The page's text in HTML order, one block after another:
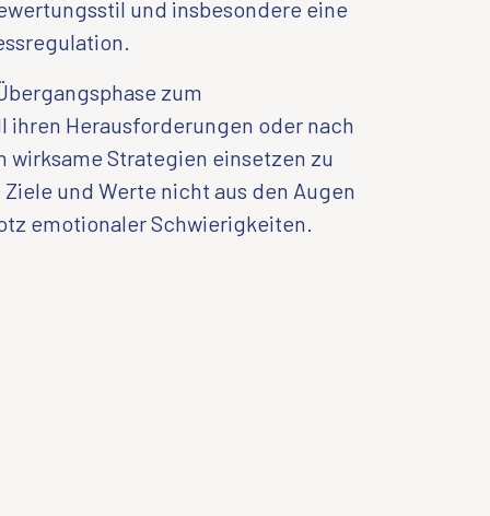
und insbesondere eine
zum
ihren Herausforderungen oder nach
wirksame Strategien einsetzen zu
und Werte nicht aus den Augen
emotionaler Schwierigkeiten.